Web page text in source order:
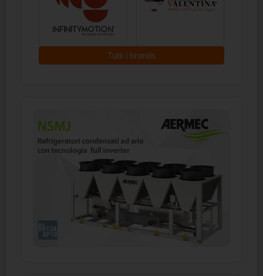
Tutti i brands